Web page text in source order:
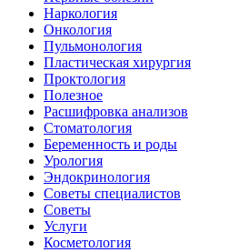
Наркология
Онкология
Пульмонология
Пластическая хирургия
Проктология
Полезное
Расшифровка анализов
Стоматология
Беременность и роды
Урология
Эндокринология
Советы специалистов
Советы
Услуги
Косметология